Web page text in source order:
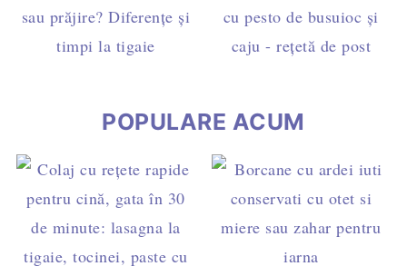
sau prăjire? Diferențe și
timpi la tigaie
cu pesto de busuioc și
caju - rețetă de post
POPULARE ACUM